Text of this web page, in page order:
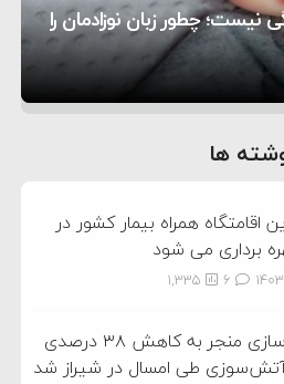
جدید به ایران را اعلام کرد
نیست؛ چطور زبان نوزادمان را
نوزاد تأثیر بگذارد
ها
اقامتگاه همراه بیمار کشور در
برداری می شود
۰۹ 1,335
فرهنگ سازی منجر به کاهش ۳۸ درصدی
طی امسال در شیراز شد